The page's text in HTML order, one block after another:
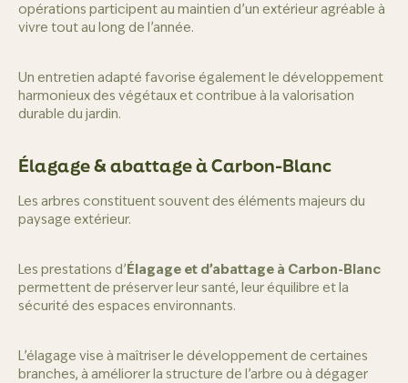
opérations participent au maintien d’un extérieur agréable à
vivre tout au long de l’année.
Un entretien adapté favorise également le développement
harmonieux des végétaux et contribue à la valorisation
durable du jardin.
Élagage & abattage à Carbon-Blanc
Les arbres constituent souvent des éléments majeurs du
paysage extérieur.
Les prestations d’Élagage et d’abattage à Carbon-Blanc
permettent de préserver leur santé, leur équilibre et la
sécurité des espaces environnants.
L’élagage vise à maîtriser le développement de certaines
branches, à améliorer la structure de l’arbre ou à dégager